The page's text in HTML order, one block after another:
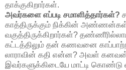
தாக்குகிறார்கள்.
அவர்களை எப்படி சமாளித்தார்கள்?
காத்திருக்கும் நிக்கின்
வகுத்திருக்கிறார்கள்?
கட்டத்திலும் தன் கணவனை
லாராவின் கதி என்ன? அவள் கனவன்
இவர்களுக்கிடையே மாட்டி கொண்டு